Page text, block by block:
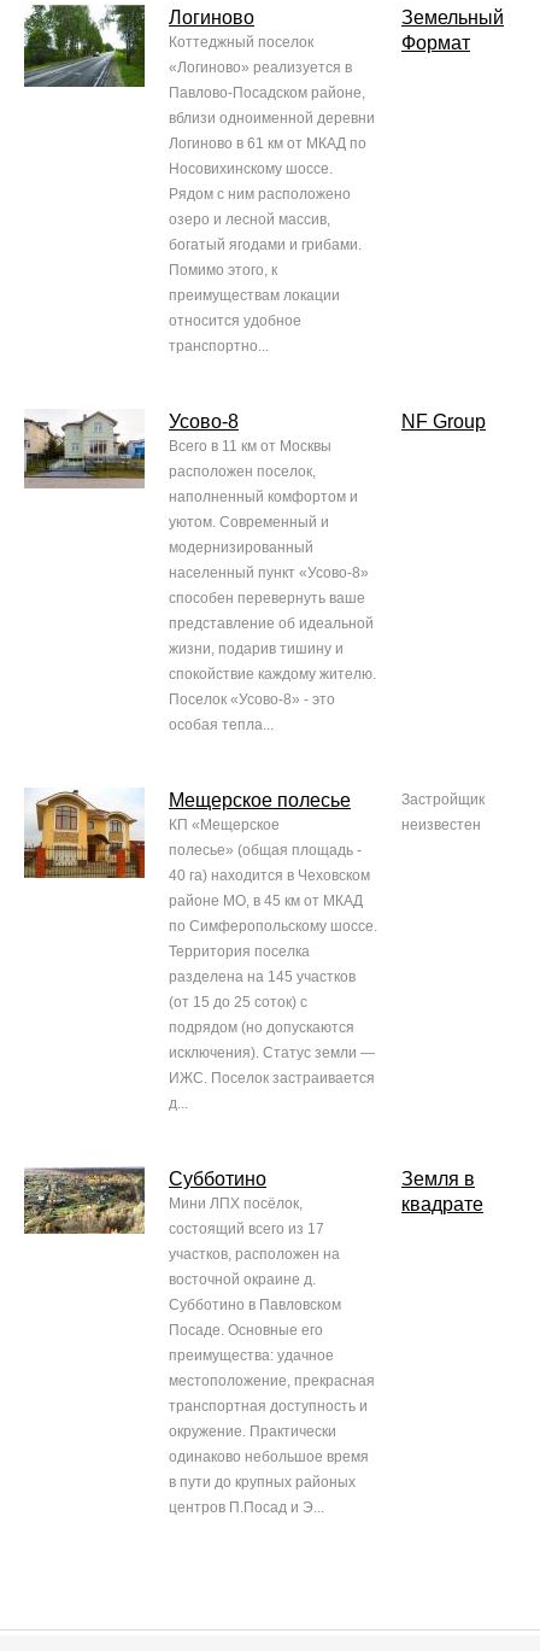
Логиново
Коттеджный поселок
«Логиново» реализуется в
Павлово-Посадском районе,
вблизи одноименной деревни
Логиново в 61 км от МКАД по
Носовихинскому шоссе.
Рядом с ним расположено
озеро и лесной массив,
богатый ягодами и грибами.
Помимо этого, к
преимуществам локации
относится удобное
транспортно...
Земельный
Формат
Усово-8
Всего в 11 км от Москвы
расположен поселок,
наполненный комфортом и
уютом. Современный и
модернизированный
населенный пункт «Усово-8»
способен перевернуть ваше
представление об идеальной
жизни, подарив тишину и
спокойствие каждому жителю.
Поселок «Усово-8» - это
особая тепла...
NF Group
Мещерское полесье
КП «Мещерское
полесье» (общая площадь -
40 га) находится в Чеховском
районе МО, в 45 км от МКАД
по Симферопольскому шоссе.
Территория поселка
разделена на 145 участков
(от 15 до 25 соток) с
подрядом (но допускаются
исключения). Статус земли —
ИЖС. Поселок застраивается
д...
Застройщик
неизвестен
Субботино
Мини ЛПХ посёлок,
состоящий всего из 17
участков, расположен на
восточной окраине д.
Субботино в Павловском
Посаде. Основные его
преимущества: удачное
местоположение, прекрасная
транспортная доступность и
окружение. Практически
одинаково небольшое время
в пути до крупных районых
центров П.Посад и Э...
Земля в
квадрате